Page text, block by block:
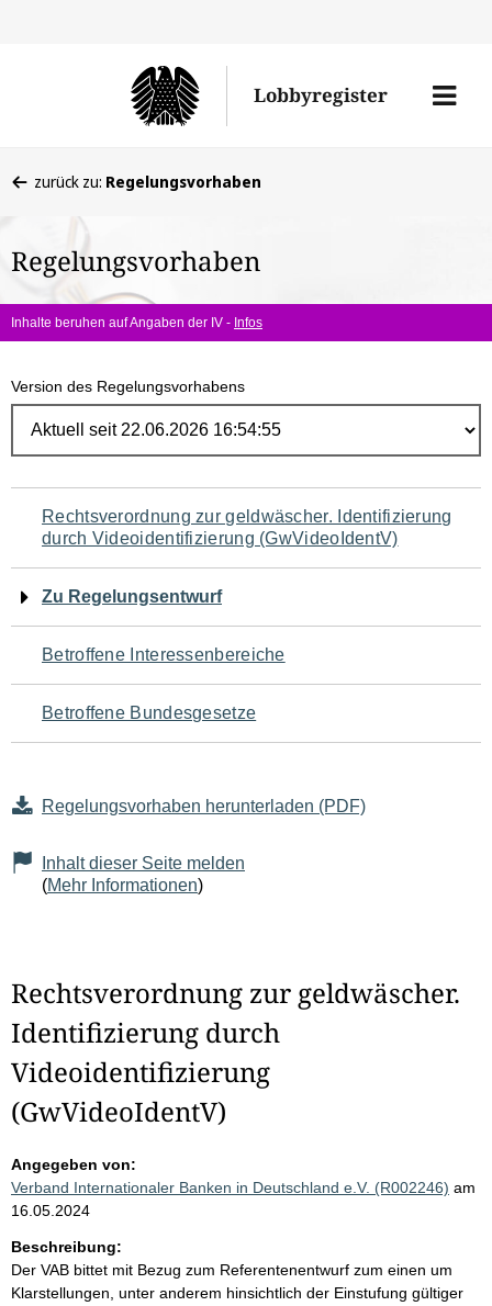
Lobbyregister
Menü
befinden
hier:
zurück zu: Regelungsvorhaben
Regelungsvorhaben
Inhalte beruhen auf Angaben der IV - Infos
Version des Regelungsvorhabens
Navigation
für
den
Seiteninhalt
Rechtsverordnung zur geldwäscher. Identifizierung
durch Videoidentifizierung (GwVideoIdentV)
Zu Regelungsentwurf
Betroffene Interessenbereiche
Betroffene Bundesgesetze
Regelungsvorhaben herunterladen (PDF)
Inhalt dieser Seite melden
(Mehr Informationen)
Rechtsverordnung zur geldwäscher.
Identifizierung durch
Videoidentifizierung
(GwVideoIdentV)
Angegeben von:
Verband Internationaler Banken in Deutschland e.V. (R002246) am
16.05.2024
Beschreibung:
Der VAB bittet mit Bezug zum Referentenentwurf zum einen um
Klarstellungen, unter anderem hinsichtlich der Einstufung gültiger